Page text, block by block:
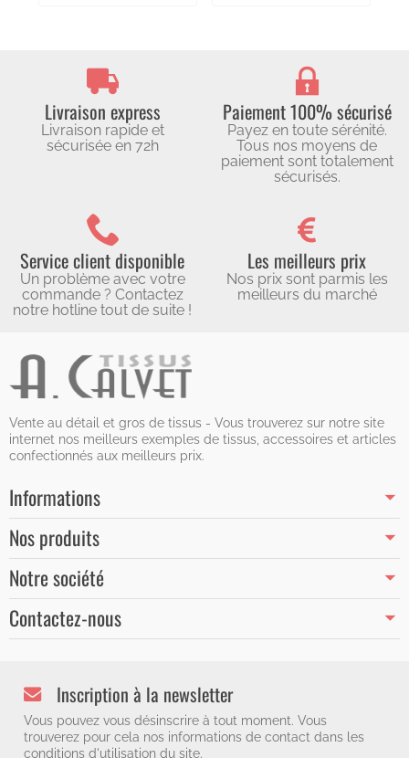
Livraison express
Livraison rapide et
sécurisée en 72h
Paiement 100% sécurisé
Payez en toute sérénité.
Tous nos moyens de
paiement sont totalement
sécurisés.
Service client disponible
Un problème avec votre
commande ? Contactez
notre hotline tout de suite !
Les meilleurs prix
Nos prix sont parmis les
meilleurs du marché
Vente au détail et gros de tissus - Vous trouverez sur notre site
internet nos meilleurs exemples de tissus, accessoires et articles
confectionnés aux meilleurs prix.
Informations
Nos produits
Notre société
Contactez-nous
Inscription à la newsletter
Vous pouvez vous désinscrire à tout moment. Vous
trouverez pour cela nos informations de contact dans les
conditions d'utilisation du site.